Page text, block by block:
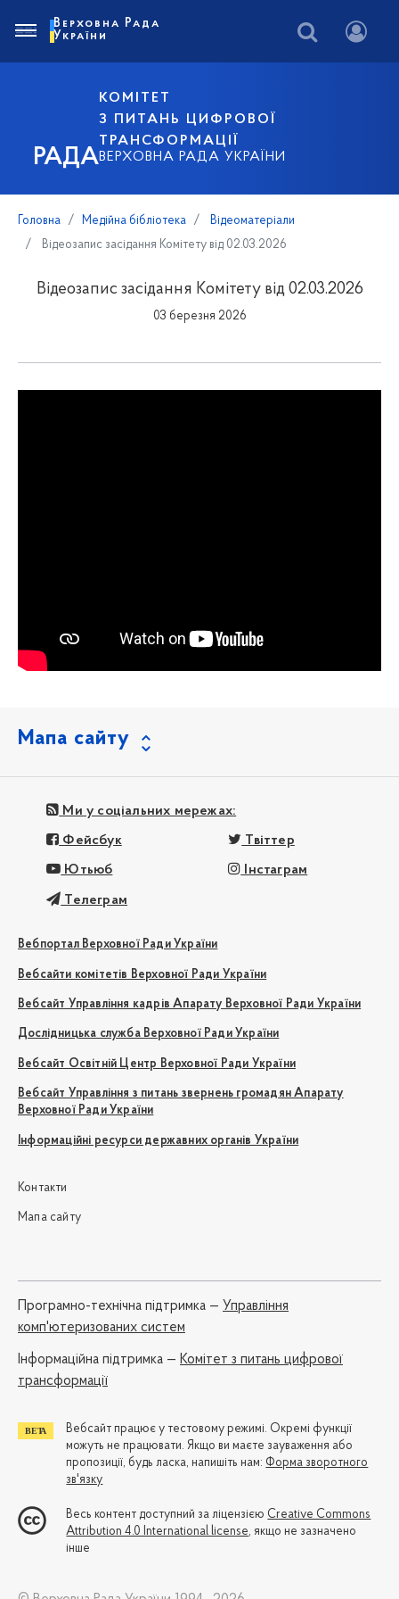
РАДА
КОМІТЕТ
З ПИТАНЬ ЦИФРОВОЇ
ТРАНСФОРМАЦІЇ
ВЕРХОВНА РАДА УКРАЇНИ
Верховна Рада
України
Головна Медійна бібліотека
Відеоматеріали
Відеозапис засідання Комітету від 02.03.2026
Відеозапис засідання Комітету від 02.03.2026
03 березня 2026
Мапа сайту
Ми у соціальних мережах:
Фейсбук Твіттер
Ютьюб Інстаграм
Телеграм
Вебпортал Верховної Ради України
Вебсайти комітетів Верховної Ради України
Вебсайт Управління кадрів Апарату Верховної Ради України
Дослідницька служба Верховної Ради України
Вебсайт Освітній Центр Верховної Ради України
Вебсайт Управління з питань звернень громадян Апарату
Верховної Ради України
Інформаційні ресурси державних органів України
Контакти
Мапа сайту
Програмно-технічна підтримка — Управління
комп'ютеризованих систем
Iнформаційна підтримка — Комітет з питань цифрової
трансформації
Вебсайт працює у тестовому режимі. Окремі функції
можуть не працювати. Якщо ви маєте зауваження або
пропозиції, будь ласка, напишіть нам: Форма зворотного
зв'язку
Весь контент доступний за ліцензією Creative Commons
Attribution 4.0 International license, якщо не зазначено
інше